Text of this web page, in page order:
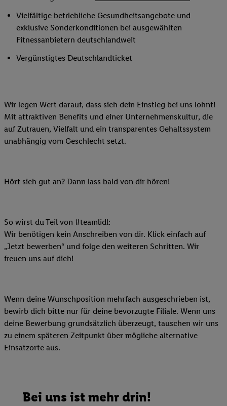
Vielfältige betriebliche Gesundheitsangebote und
exklusive Sonderkonditionen bei ausgewählten
Fitnessanbietern deutschlandweit
Vergünstigtes Deutschlandticket
Wir legen Wert darauf, dass sich dein Einstieg bei uns lohnt!
Mit attraktiven Benefits und einer Unternehmenskultur, die
auf Zutrauen, Vielfalt und ein transparentes Gehaltssystem
unabhängig vom Geschlecht setzt.
Hört sich gut an? Dann lass bald von dir hören!
So wirst du Teil von #teamlidl:
Wir benötigen kein Anschreiben von dir. Klick einfach auf
„Jetzt bewerben“ und folge den weiteren Schritten. Wir
freuen uns auf dich!
Wenn deine Wunschposition mehrfach ausgeschrieben ist,
bewirb dich bitte nur für deine bevorzugte Filiale. Wenn uns
deine Bewerbung grundsätzlich überzeugt, tauschen wir uns
zu einem späteren Zeitpunkt über mögliche alternative
Einsatzorte aus.
Bei uns ist mehr drin!